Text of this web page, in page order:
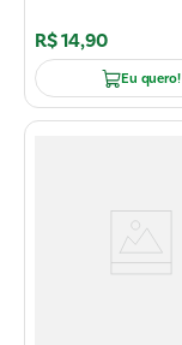
R$14,90
Eu quero!